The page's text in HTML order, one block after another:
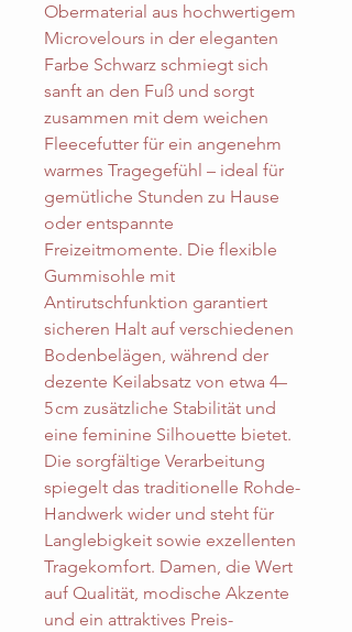
Obermaterial aus hochwertigem
Microvelours in der eleganten
Farbe Schwarz schmiegt sich
sanft an den Fuß und sorgt
zusammen mit dem weichen
Fleecefutter für ein angenehm
warmes Tragegefühl – ideal für
gemütliche Stunden zu Hause
oder entspannte
Freizeitmomente. Die flexible
Gummisohle mit
Antirutschfunktion garantiert
sicheren Halt auf verschiedenen
Bodenbelägen, während der
dezente Keilabsatz von etwa 4–
5 cm zusätzliche Stabilität und
eine feminine Silhouette bietet.
Die sorgfältige Verarbeitung
spiegelt das traditionelle Rohde-
Handwerk wider und steht für
Langlebigkeit sowie exzellenten
Tragekomfort. Damen, die Wert
auf Qualität, modische Akzente
und ein attraktives Preis-